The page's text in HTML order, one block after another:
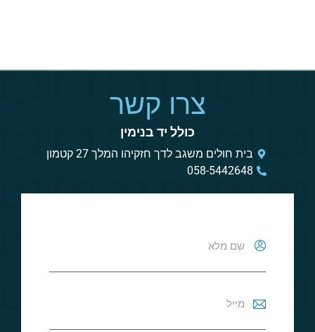
צרו קשר
כולל יד בנימין
בית חולים משגב לדך חזקיהו המלך 27 קטמון
058-5442648